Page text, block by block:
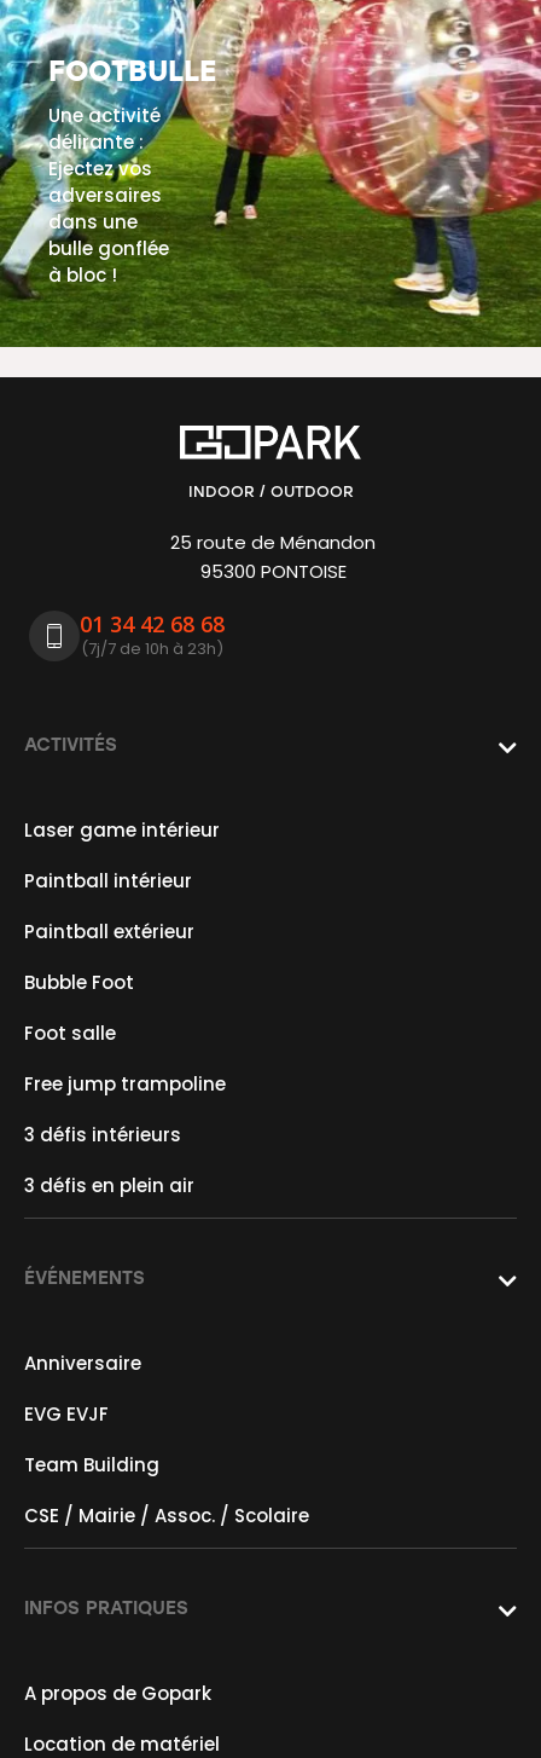
FOOTBULLE
Une activité
délirante :
Ejectez vos
adversaires
dans une
bulle gonflée
à bloc !
EN SAVOIR PLUS
INDOOR / OUTDOOR
25 route de Ménandon
95300 PONTOISE
01 34 42 68 68
(7j/7 de 10h à 23h)
ACTIVITÉS 
Laser game intérieur
Paintball intérieur
Paintball extérieur
Bubble Foot
Foot salle
Free jump trampoline
3 défis intérieurs
3 défis en plein air
ÉVÉNEMENTS 
Anniversaire
EVG EVJF
Team Building
CSE / Mairie / Assoc. / Scolaire
INFOS PRATIQUES 
A propos de Gopark
Location de matériel